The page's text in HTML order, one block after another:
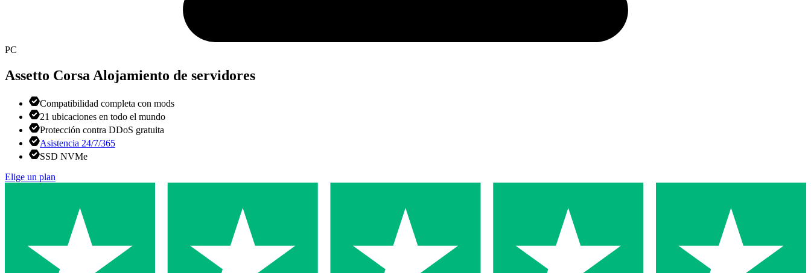
PC
Assetto Corsa Alojamiento de servidores
Compatibilidad completa con mods
21 ubicaciones en todo el mundo
Protección contra DDoS gratuita
Asistencia 24/7/365
SSD NVMe
Elige un plan